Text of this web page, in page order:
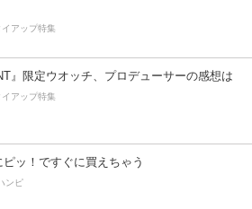
イアップ特集
』限定ウオッチ、プロデューサーの感想は
イアップ特集
ピッ！ですぐに買えちゃう
ンピ